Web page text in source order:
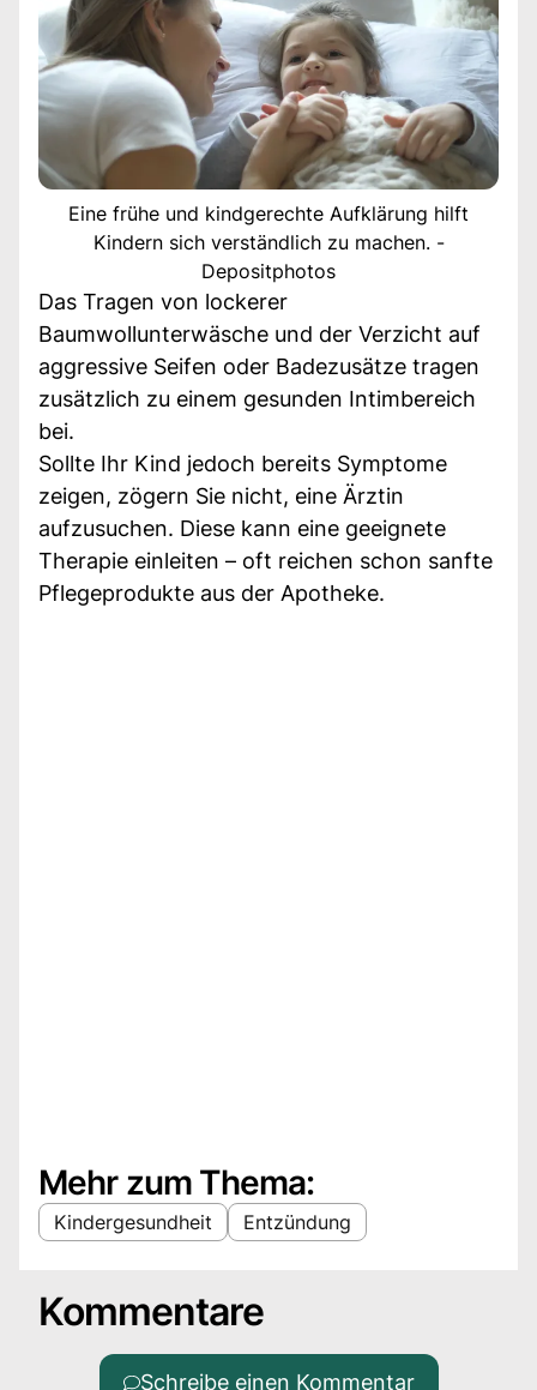
Eine frühe und kindgerechte Aufklärung hilft
Kindern sich verständlich zu machen. -
Depositphotos
Das Tragen von lockerer
Baumwollunterwäsche und der Verzicht auf
aggressive Seifen oder Badezusätze tragen
zusätzlich zu einem gesunden Intimbereich
bei.
Sollte Ihr Kind jedoch bereits Symptome
zeigen, zögern Sie nicht, eine Ärztin
aufzusuchen. Diese kann eine geeignete
Therapie einleiten – oft reichen schon sanfte
Pflegeprodukte aus der Apotheke.
Mehr zum Thema:
Kindergesundheit Entzündung
Kommentare
Schreibe einen Kommentar